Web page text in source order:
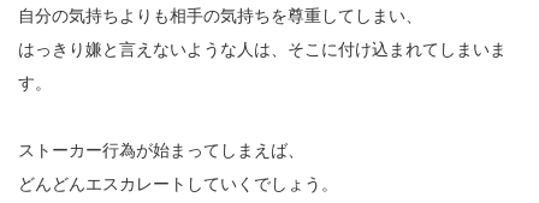
自分の気持ちよりも相手の気持ちを尊重してしまい、
はっきり嫌と言えないような人は、そこに付け込まれてしまいま
す。
ストーカー行為が始まってしまえば、
どんどんエスカレートしていくでしょう。